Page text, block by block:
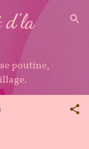
d'la
poutine,